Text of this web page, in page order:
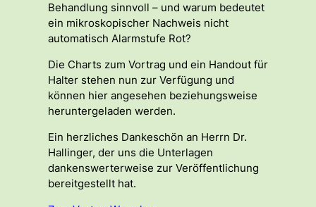
Behandlung sinnvoll – und warum bedeutet
ein mikroskopischer Nachweis nicht
automatisch Alarmstufe Rot?
Die Charts zum Vortrag und ein Handout für
Halter stehen nun zur Verfügung und
können hier angesehen beziehungsweise
heruntergeladen werden.
Ein herzliches Dankeschön an Herrn Dr.
Hallinger, der uns die Unterlagen
dankenswerterweise zur Veröffentlichung
bereitgestellt hat.